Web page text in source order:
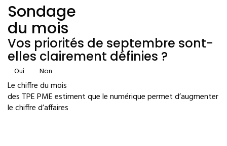
Sondage
du mois
Vos priorités de septembre sont-
elles clairement définies ?
Oui Non
Le chiffre du mois
des TPE PME estiment que le numérique permet d’augmenter
le chiffre d’affaires